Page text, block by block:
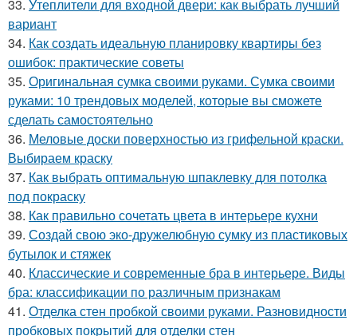
33. Утеплители для входной двери: как выбрать лучший
вариант
34. Как создать идеальную планировку квартиры без
ошибок: практические советы
35. Оригинальная сумка своими руками. Сумка своими
руками: 10 трендовых моделей, которые вы сможете
сделать самостоятельно
36. Меловые доски поверхностью из грифельной краски.
Выбираем краску
37. Как выбрать оптимальную шпаклевку для потолка
под покраску
38. Как правильно сочетать цвета в интерьере кухни
39. Создай свою эко-дружелюбную сумку из пластиковых
бутылок и стяжек
40. Классические и современные бра в интерьере. Виды
бра: классификации по различным признакам
41. Отделка стен пробкой своими руками. Разновидности
пробковых покрытий для отделки стен